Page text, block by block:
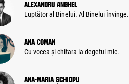
Alexandru Anghel
Luptător al Binelui. Al Binelui Învinge.
Ana Coman
Cu vocea și chitara la degetul mic.
Ana-Maria Șchiopu